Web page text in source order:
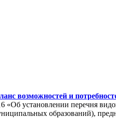
возможностей и
установлении перечня
образований),